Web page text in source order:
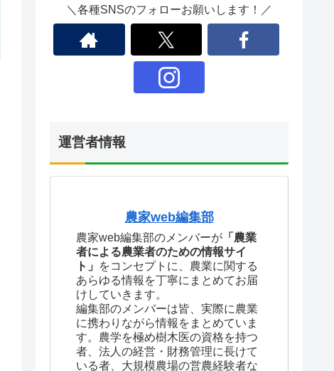
＼各種SNSのフォローお願いします！／
運営者情報
農家web編集部
農家web編集部のメンバーが 「農業
者による農業者のための情報サイ
ト」
をコンセプトに、農業に関する
あらゆる情報を丁寧にまとめてお届
けしていきます。
編集部のメンバーは皆、実際に農業
に携わりながら情報をまとめていま
す。農学を極め樹木医の資格を持つ
者、法人の経営・財務管理に長けて
いる者、大規模農場の営農経験者な